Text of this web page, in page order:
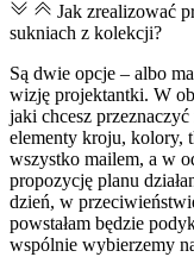
Jak zrealizować
sukniach z kolekcji?
Są dwie opcje – albo
wizję projektantki. W
jaki chcesz
elementy kroju, kolory,
wszystko mailem, a w
propozycję planu
dzień, w
powstałam będzie
wspólnie wybierzemy